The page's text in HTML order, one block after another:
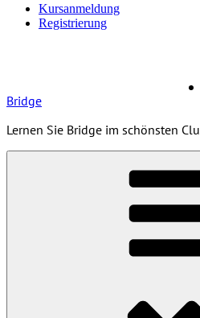
Kursanmeldung
Registrierung
Bridge
Lernen Sie Bridge im schönsten